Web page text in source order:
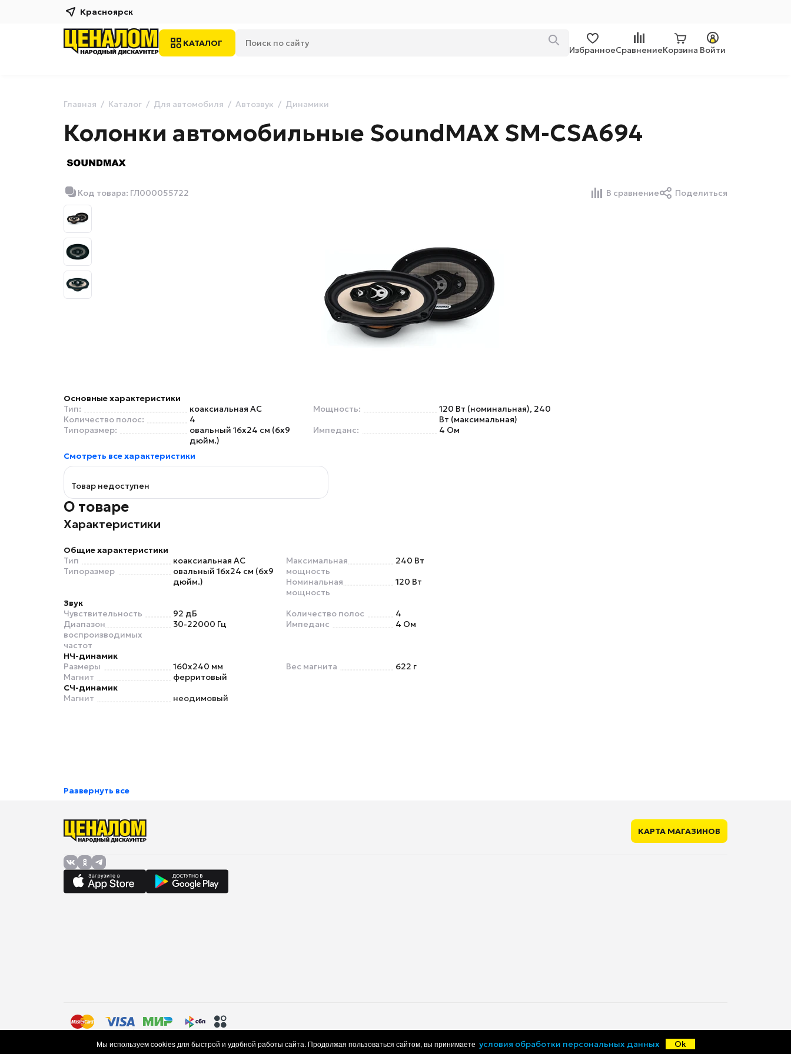
Красноярск
КАТАЛОГ
ИзбранноеСравнениеКорзина Войти
Главная Каталог Для автомобиля Автозвук Динамики
Колонки автомобильные SoundMAX SM-CSA694
Код товара: ГЛ000055722 В сравнение Поделиться
Основные характеристики
Тип:
коаксиальная АС
Количество полос:
4
Типоразмер:
овальный 16x24 см (6x9
дюйм.)
Мощность:
120 Вт (номинальная), 240
Вт (максимальная)
Импеданс:
4 Ом
Смотреть все характеристики
Товар недоступен
О товаре
Характеристики
Общие характеристики
Тип
коаксиальная АС
Типоразмер
овальный 16x24 см (6x9
дюйм.)
Максимальная
мощность
240 Вт
Номинальная
мощность
120 Вт
Звук
Чувствительность
92 дБ
Диапазон
воспроизводимых
частот
30-22000 Гц
Количество полос
4
Импеданс
4 Ом
НЧ-динамик
Размеры
160х240 мм
Магнит
ферритовый
Вес магнита
622 г
СЧ-динамик
Магнит
неодимовый
Развернуть все
КАРТА МАГАЗИНОВ
Правила торговли (оферта)Политика в отношении обработки персональных данныхПользовательское соглашение
Мы используем cookies для быстрой и удобной работы сайта. Продолжая пользоваться сайтом, вы принимаете условия обработки персональных данных Ok